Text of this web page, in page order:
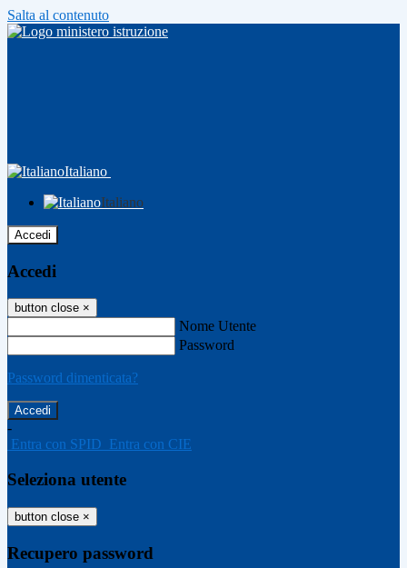
Salta al contenuto
Italiano
Italiano
Accedi
Accedi
button close ×
Nome Utente
Password
Password dimenticata?
-
Entra con SPID Entra con CIE
Seleziona utente
button close ×
Recupero password